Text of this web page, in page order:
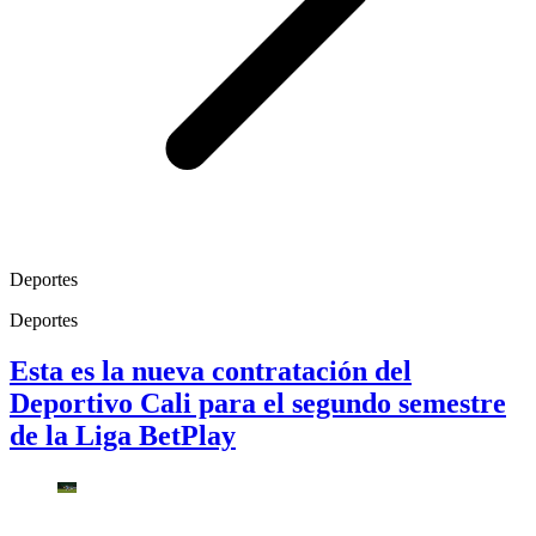
Deportes
Deportes
Esta es la nueva contratación del
Deportivo Cali para el segundo semestre
de la Liga BetPlay